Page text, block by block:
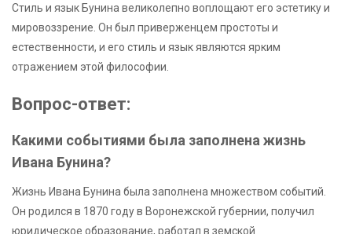
Стиль и язык Бунина великолепно воплощают его эстетику и
мировоззрение. Он был приверженцем простоты и
естественности, и его стиль и язык являются ярким
отражением этой философии.
Вопрос-ответ:
Какими событиями была заполнена жизнь
Ивана Бунина?
Жизнь Ивана Бунина была заполнена множеством событий.
Он родился в 1870 году в Воронежской губернии, получил
юридическое образование, работал в земской